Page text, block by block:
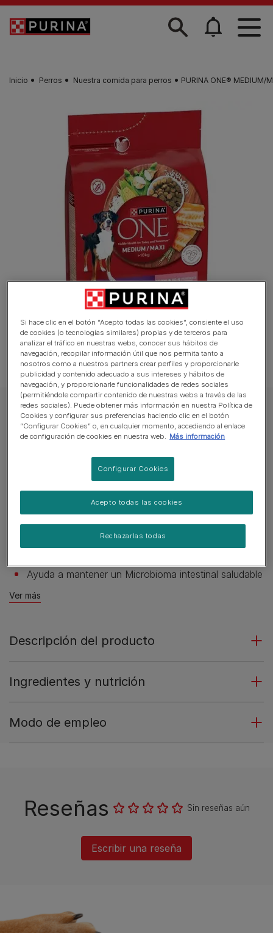
Skip to main content
Inicio Perros Nuestra comida para perros PURINA ONE® MEDIUM/
PURINA ONE® MEDIUM/MAXI
PURINA ONE® MEDIUM/MAXI Delicate
Sin reseñas aún
Tamaños disponibles: 2,5kg
Proteínas de alta calidad
Ayuda a mantener un Microbioma intestinal saludable
Ver más
Descripción del producto
Ingredientes y nutrición
Modo de empleo
Reseñas Sin reseñas aún
Escribir una reseña
Si hace clic en el botón “Acepto todas las cookies”, consiente el uso
de cookies (o tecnologías similares) propias y de terceros para
analizar el tráfico en nuestras webs, conocer sus hábitos de
navegación, recopilar información útil que nos permita tanto a
nosotros como a nuestros partners crear perfiles y proporcionarle
publicidad y contenido adecuado a sus intereses y hábitos de
navegación, y proporcionarle funcionalidades de redes sociales
(permitiéndole compartir contenido de nuestras webs a través de las
redes sociales). Puede obtener más información en nuestra Política de
Cookies y configurar sus preferencias haciendo clic en el botón
“Configurar Cookies” o, en cualquier momento, accediendo al enlace
de configuración de cookies en nuestra web. Más información
Configurar Cookies
Rechazarlas todas
Acepto todas las cookies